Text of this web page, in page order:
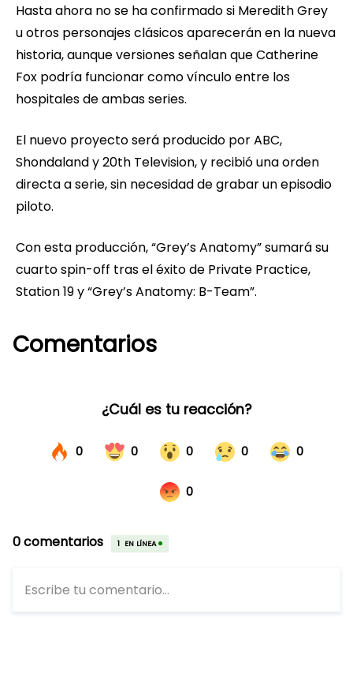
Hasta ahora no se ha confirmado si Meredith Grey
u otros personajes clásicos aparecerán en la nueva
historia, aunque versiones señalan que Catherine
Fox podría funcionar como vínculo entre los
hospitales de ambas series.
El nuevo proyecto será producido por ABC,
Shondaland y 20th Television, y recibió una orden
directa a serie, sin necesidad de grabar un episodio
piloto.
Con esta producción, “Grey’s Anatomy” sumará su
cuarto spin-off tras el éxito de Private Practice,
Station 19 y “Grey’s Anatomy: B-Team”.
Comentarios